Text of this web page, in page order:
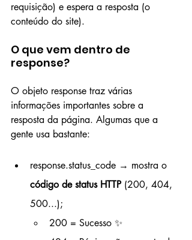
requisição) e espera a resposta (o
conteúdo do site).
O que vem dentro de
response?
O objeto response traz várias
informações importantes sobre a
resposta da página. Algumas que a
gente usa bastante:
response.status_code → mostra o
código de status HTTP (200, 404,
500...);
200 = Sucesso ✨